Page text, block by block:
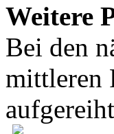
Weitere
Bei den
mittleren